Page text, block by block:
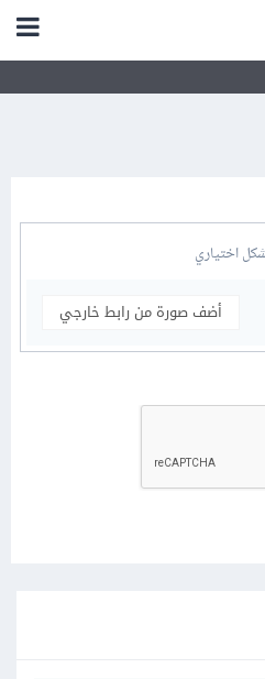
اختياري
أضف صورة من رابط خارجي